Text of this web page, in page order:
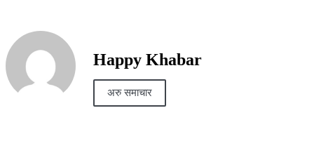
Happy Khabar
अरु समाचार